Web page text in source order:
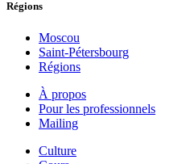
Régions
Moscou
Saint-Pétersbourg
Régions
À propos
Pour les professionnels
Mailing
Culture